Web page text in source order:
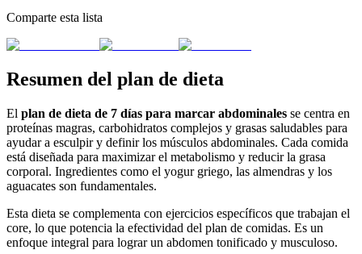
Comparte esta lista
Resumen del plan de dieta
El plan de dieta de 7 días para marcar abdominales se centra en
proteínas magras, carbohidratos complejos y grasas saludables para
ayudar a esculpir y definir los músculos abdominales. Cada comida
está diseñada para maximizar el metabolismo y reducir la grasa
corporal. Ingredientes como el yogur griego, las almendras y los
aguacates son fundamentales.
Esta dieta se complementa con ejercicios específicos que trabajan el
core, lo que potencia la efectividad del plan de comidas. Es un
enfoque integral para lograr un abdomen tonificado y musculoso.